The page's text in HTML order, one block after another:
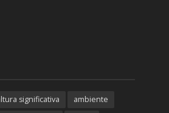
significativa
ambiente